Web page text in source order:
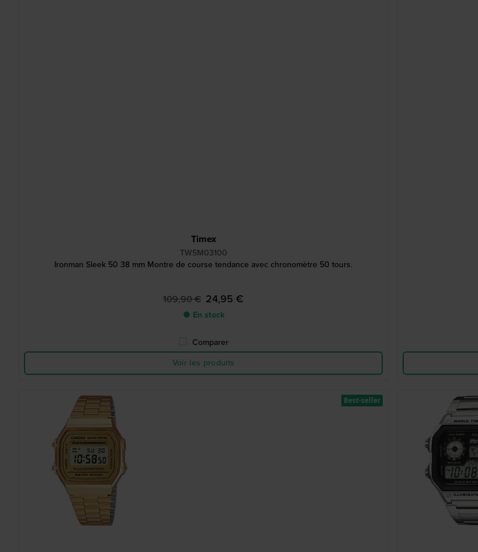
Timex
TW5M03100
Ironman Sleek 50 38 mm Montre de course tendance avec chronomètre 50 tours.
109,90 € 24,95 €
● En stock
Comparer
Voir les produits
Best-seller